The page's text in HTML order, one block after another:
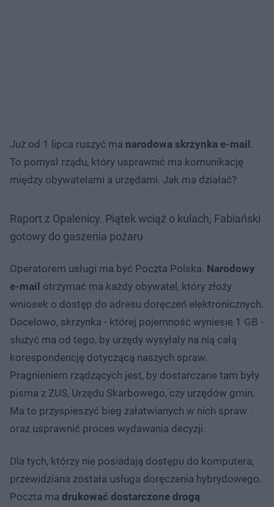
Już od 1 lipca ruszyć ma narodowa skrzynka e-mail.
To pomysł rządu, który usprawnić ma komunikację
między obywatelami a urzędami. Jak ma działać?
Raport z Opalenicy. Piątek wciąż o kulach, Fabiański
gotowy do gaszenia pożaru
Operatorem usługi ma być Poczta Polska. Narodowy
e-mail otrzymać ma każdy obywatel, który złoży
wniosek o dostęp do adresu doręczeń elektronicznych.
Docelowo, skrzynka - której pojemność wyniesie 1 GB -
służyć ma od tego, by urzędy wysyłały na nią całą
korespondencję dotyczącą naszych spraw.
Pragnieniem rządzących jest, by dostarczane tam były
pisma z ZUS, Urzędu Skarbowego, czy urzędów gmin.
Ma to przyspieszyć bieg załatwianych w nich spraw
oraz usprawnić proces wydawania decyzji.
Dla tych, którzy nie posiadają dostępu do komputera,
przewidziana została usługa doręczenia hybrydowego.
Poczta ma drukować dostarczone drogą